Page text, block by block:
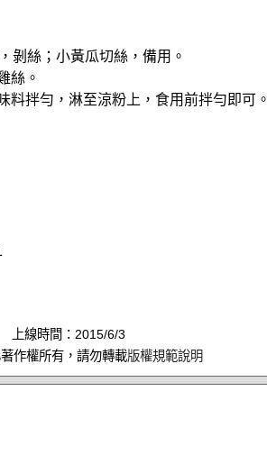
剝絲；小黃瓜切絲，備用。
絲。
料拌勻，淋至涼粉上，食用前拌勻即可。
上線時間：2015/6/3
作權所有，請勿轉載版權規範說明